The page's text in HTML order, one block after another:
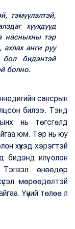
тэмүүлэлтэй,
хүүхдүүд
насныхны тэр
ахлах анги руу
бидэнтэй
болно.
сансрын
билээ. Тэнд
нь төгсгөлд
юм. Тэр нь юу
хүүхэд хэрэгтэй
бидэнд илүү олон
өнөөдөр
мөрөөдөлтэй
Үүний төлөө л